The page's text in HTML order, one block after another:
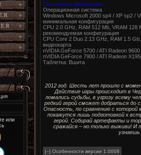
или
Системные требования:
Операционная система
Windows Microsoft 2000 sp4 / XP sp2 /
минимальная конфигурация
CPU 2.0 GHz, RAM 512 Mb, VRAM 128
рекомендуемая конфигурация
CPU Core 2 Duo 2.13 GHz, RAM 1.5
видеокарта
nVIDIA GeForce 5700 / ATI Radeon 9600
nVIDIA GeForce 7900 / ATI Radeon
Таблетка: Вшита
2012 год. Шесть лет прошло с
Действие игры происходит в
ломались судьбы, в угрозу всему
редкий герой сможет добраться до
Опасность, по сравнению с которой
покажутся лишь подготовкой к
герой. Собирай артефакты и
сражайся – но только выживи! И